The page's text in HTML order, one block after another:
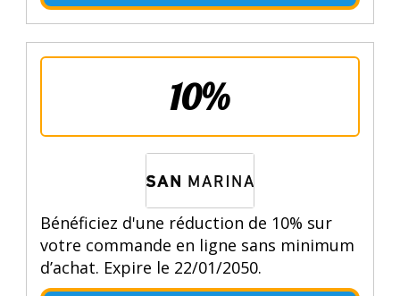
10%
Bénéficiez d'une réduction de 10% sur
votre commande en ligne sans minimum
d’achat. Expire le 22/01/2050.